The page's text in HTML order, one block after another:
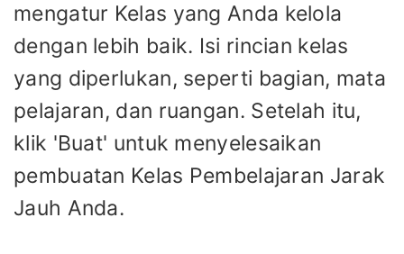
mengatur Kelas yang Anda kelola
dengan lebih baik. Isi rincian kelas
yang diperlukan, seperti bagian, mata
pelajaran, dan ruangan. Setelah itu,
klik 'Buat' untuk menyelesaikan
pembuatan Kelas Pembelajaran Jarak
Jauh Anda.